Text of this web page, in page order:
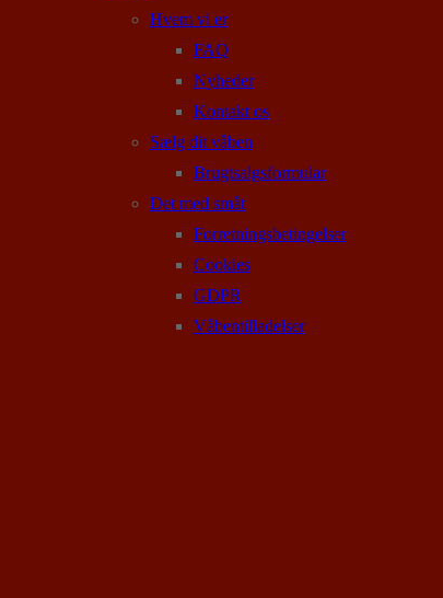
Hvem vi er
FAQ
Nyheder
Kontakt os
Sælg dit våben
Brugtsalgsformular
Det med småt
Forretningsbetingelser
Cookies
GDPR
Våbentilladelser